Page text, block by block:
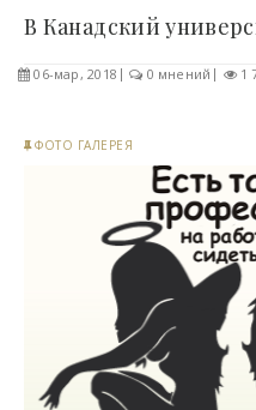
06-мар, 2018 0 мнений 1
ФОТО ГАЛЕРЕЯ